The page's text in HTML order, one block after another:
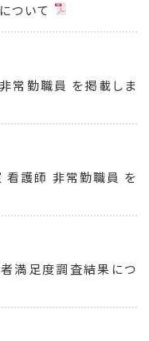
ついて
常勤職員 を掲載しま
看護師 非常勤職員 を
満足度調査結果につ